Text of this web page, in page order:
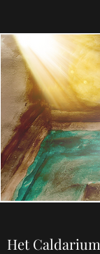
Het Caldarium